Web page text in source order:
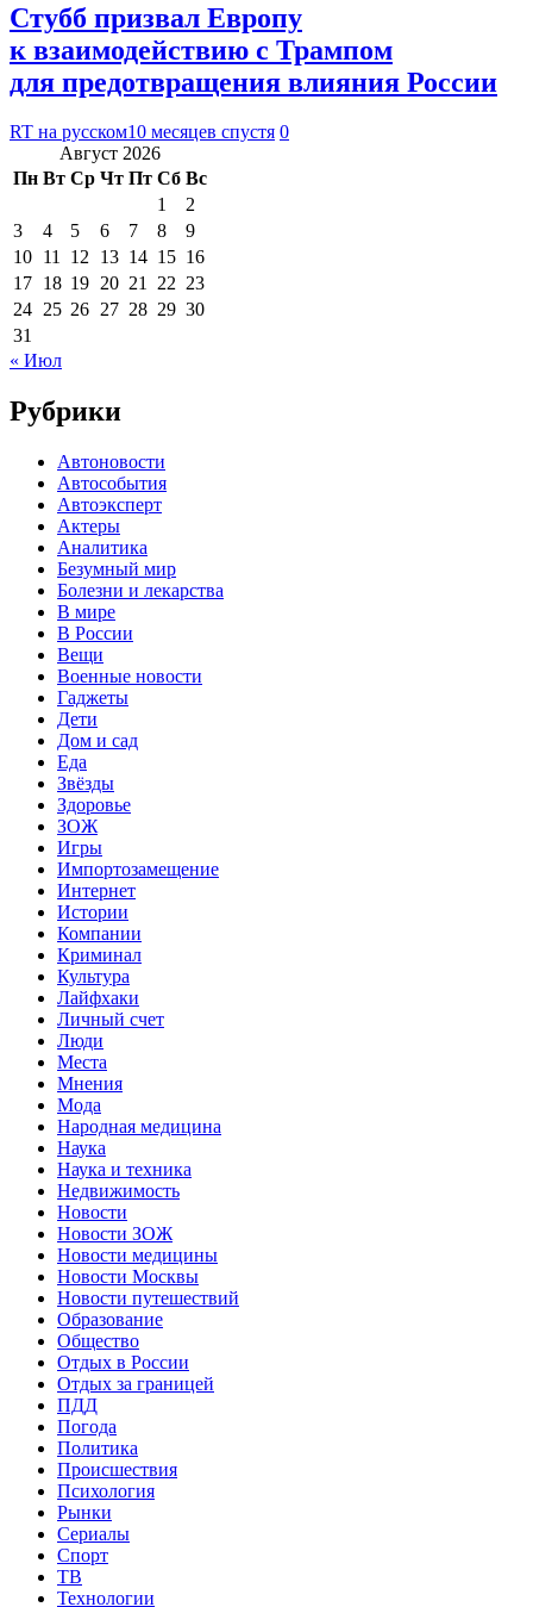
Стубб призвал Европу
к взаимодействию с Трампом
для предотвращения влияния России
RT на русском10 месяцев спустя 0
Август 2026
Пн Вт Ср Чт Пт Сб Вс
1
2
3
4 5 6 7 8
9
10 11 12 13 14 15 16
17 18 19 20 21 22 23
24 25 26 27 28 29 30
31
« Июл
Рубрики
Автоновости
Автособытия
Автоэксперт
Актеры
Аналитика
Безумный мир
Болезни и лекарства
В мире
В России
Вещи
Военные новости
Гаджеты
Дети
Дом и сад
Еда
Звёзды
Здоровье
ЗОЖ
Игры
Импортозамещение
Интернет
Истории
Компании
Криминал
Культура
Лайфхаки
Личный счет
Люди
Места
Мнения
Мода
Народная медицина
Наука
Наука и техника
Недвижимость
Новости
Новости ЗОЖ
Новости медицины
Новости Москвы
Новости путешествий
Образование
Общество
Отдых в России
Отдых за границей
ПДД
Погода
Политика
Происшествия
Психология
Рынки
Сериалы
Спорт
ТВ
Технологии